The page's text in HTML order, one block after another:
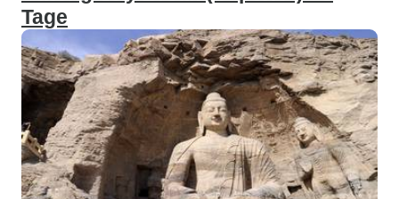
Tage